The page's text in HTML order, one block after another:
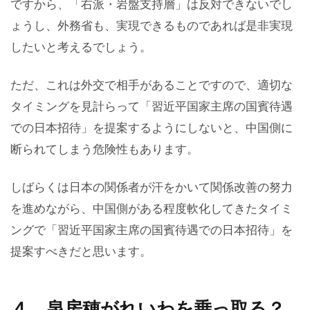
ですから、「右派・岩盤支持層」は反対できないでし
ょうし、外務省も、実現できるものであれば是非実現
したいと考えるでしょう。
ただ、これは外交で相手があることですので、適切な
タイミングを見計らって「習近平国家主席の国賓待遇
での日本招待」を提案するようにしないと、中国側に
断られてしまう危険性もあります。
しばらくは日本の関係者が汗をかいて関係改善の努力
を進めながら、中国側がある程度軟化してきたタイミ
ングで「習近平国家主席の国賓待遇での日本招待」を
提案すべきだと思います。